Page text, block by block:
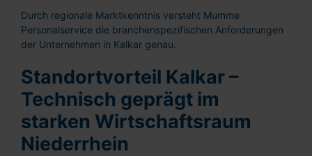
Durch regionale Marktkenntnis versteht Mumme
Personalservice die branchenspezifischen Anforderungen
der Unternehmen in Kalkar genau.
Standortvorteil Kalkar –
Technisch geprägt im
starken Wirtschaftsraum
Niederrhein